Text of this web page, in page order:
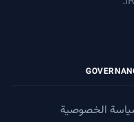
الخصوصية